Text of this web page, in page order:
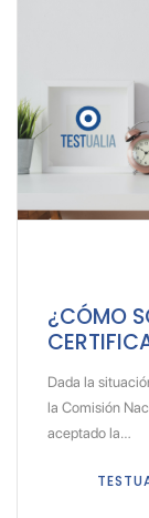
¿CÓMO
Dada la
la Comisión
aceptado la…